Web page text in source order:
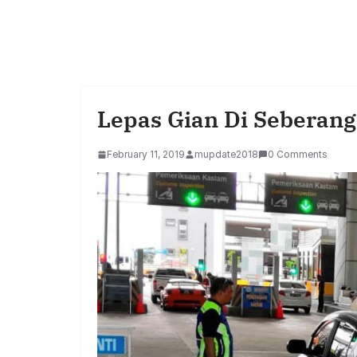
Lepas Gian Di Seberang
February 11, 2019 mupdate2018 0 Comments